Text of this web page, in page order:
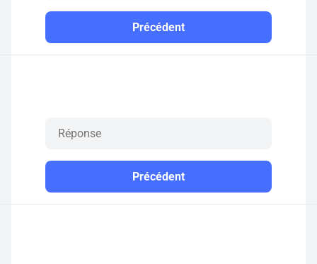
Précédent
Précédent